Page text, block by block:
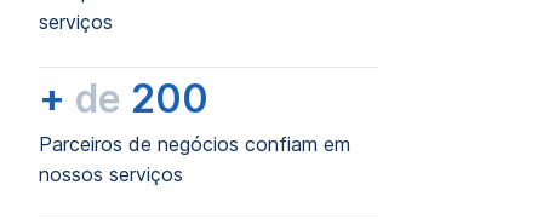
serviços
+ de 200
Parceiros de negócios confiam em
nossos serviços